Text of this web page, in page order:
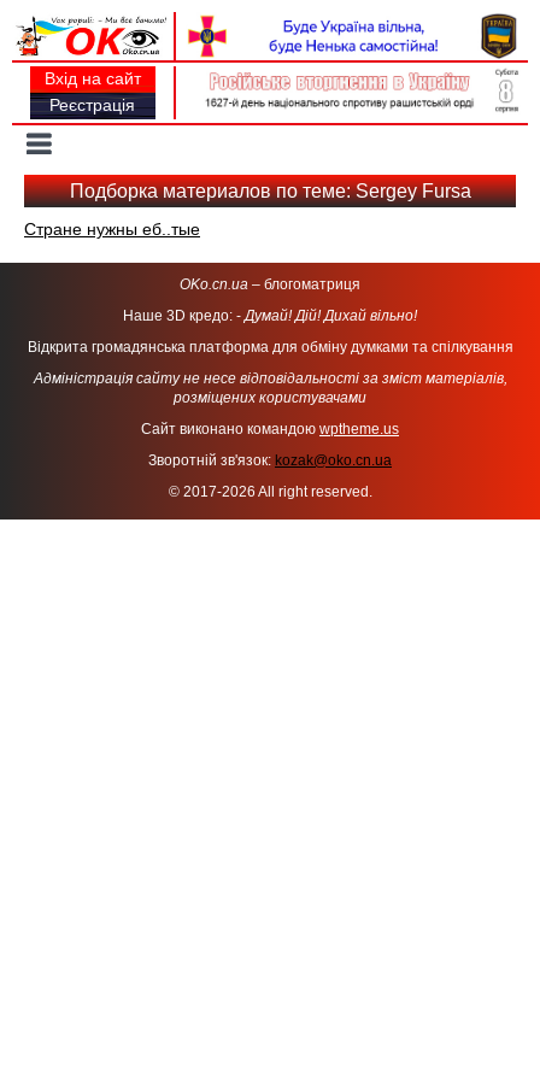
Вхід на сайт
Реєстрація
navigationПодборка материалов по теме: Sergey Fursa
Стране нужны еб..тые
OKo.cn.ua – блогоматриця
Наше 3D кредо: -Думай! Дій! Дихай вільно!
Відкрита громадянська платформа для обміну думками та спілкування
Адміністрація сайту не несе відповідальності за зміст матеріалів,
розміщених користувачами
Сайт виконано командою wptheme.us
Зворотній зв'язок: kozak@oko.cn.ua
© 2017-2026 All right reserved.